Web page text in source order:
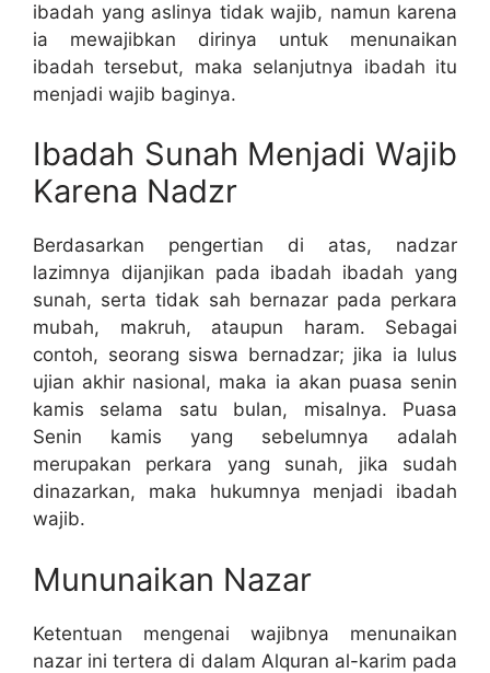
ibadah yang aslinya tidak wajib, namun karena
ia mewajibkan dirinya untuk menunaikan
ibadah tersebut, maka selanjutnya ibadah itu
menjadi wajib baginya.
Ibadah Sunah Menjadi Wajib
Karena Nadzr
Berdasarkan pengertian di atas, nadzar
lazimnya dijanjikan pada ibadah ibadah yang
sunah, serta tidak sah bernazar pada perkara
mubah, makruh, ataupun haram. Sebagai
contoh, seorang siswa bernadzar; jika ia lulus
ujian akhir nasional, maka ia akan puasa senin
kamis selama satu bulan, misalnya. Puasa
Senin kamis yang sebelumnya adalah
merupakan perkara yang sunah, jika sudah
dinazarkan, maka hukumnya menjadi ibadah
wajib.
Mununaikan Nazar
Ketentuan mengenai wajibnya menunaikan
nazar ini tertera di dalam Alquran al-karim pada